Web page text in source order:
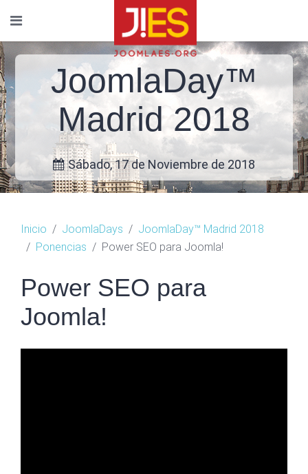
JoomlaDay™
Madrid 2018
Sábado, 17 de Noviembre de 2018
Inicio JoomlaDays
JoomlaDay™ Madrid 2018
Ponencias
Power SEO para Joomla!
Power SEO para
Joomla!